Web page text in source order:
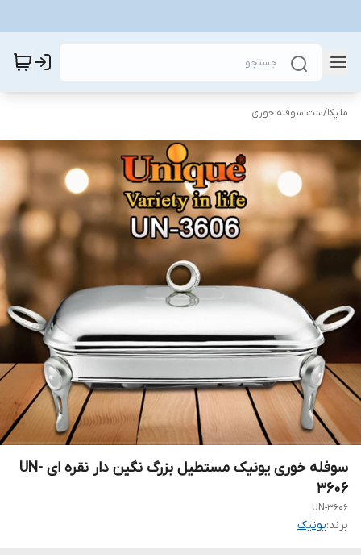
ملیکا/ست سوفله خوری
سوفله خوری یونیک مستطیل بزرگ نگین دار نقره ای UN-
3606
UN-3606
برند:یونیک